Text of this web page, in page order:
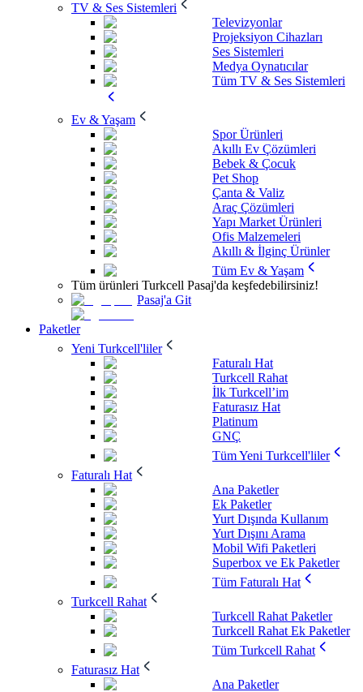
TV & Ses Sistemleri
Televizyonlar
Projeksiyon Cihazları
Ses Sistemleri
Medya Oynatıcılar
Tüm TV & Ses Sistemleri
Ev & Yaşam
Spor Ürünleri
Akıllı Ev Çözümleri
Bebek & Çocuk
Pet Shop
Çanta & Valiz
Araç Çözümleri
Yapı Market Ürünleri
Ofis Malzemeleri
Akıllı & İlginç Ürünler
Tüm Ev & Yaşam
Tüm ürünleri Turkcell Pasaj'da keşfedebilirsiniz!
Pasaj'a Git
Paketler
Yeni Turkcell'liler
Faturalı Hat
Turkcell Rahat
İlk Turkcell’im
Faturasız Hat
Platinum
GNÇ
Tüm Yeni Turkcell'liler
Faturalı Hat
Ana Paketler
Ek Paketler
Yurt Dışında Kullanım
Yurt Dışını Arama
Mobil Wifi Paketleri
Superbox ve Ek Paketler
Tüm Faturalı Hat
Turkcell Rahat
Turkcell Rahat Paketler
Turkcell Rahat Ek Paketler
Tüm Turkcell Rahat
Faturasız Hat
Ana Paketler